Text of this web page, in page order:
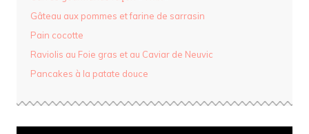
Gâteau aux pommes et farine de sarrasin
Pain cocotte
Raviolis au Foie gras et au Caviar de Neuvic
Pancakes à la patate douce